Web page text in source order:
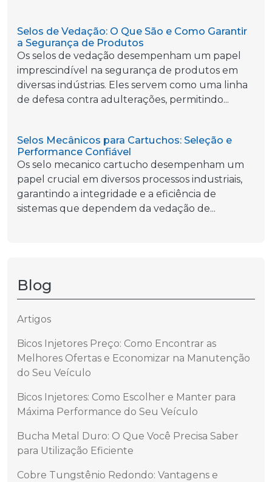
Selos de Vedação: O Que São e Como Garantir
a Segurança de Produtos
Os selos de vedação desempenham um papel
imprescindível na segurança de produtos em
diversas indústrias. Eles servem como uma linha
de defesa contra adulterações, permitindo...
Selos Mecânicos para Cartuchos: Seleção e
Performance Confiável
Os selo mecanico cartucho desempenham um
papel crucial em diversos processos industriais,
garantindo a integridade e a eficiência de
sistemas que dependem da vedação de...
Blog
Artigos
Bicos Injetores Preço: Como Encontrar as
Melhores Ofertas e Economizar na Manutenção
do Seu Veículo
Bicos Injetores: Como Escolher e Manter para
Máxima Performance do Seu Veículo
Bucha Metal Duro: O Que Você Precisa Saber
para Utilização Eficiente
Cobre Tungstênio Redondo: Vantagens e